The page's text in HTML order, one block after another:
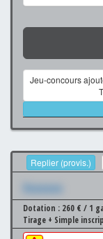
Jeu-concours
Replier (provis.)
Xxxxxxx
Dotation : 260 € / 1
Tirage + Simple